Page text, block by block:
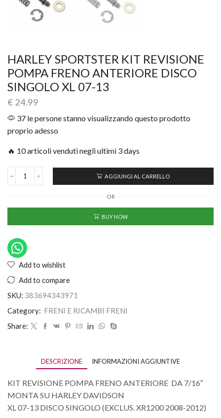
HARLEY SPORTSTER KIT REVISIONE
POMPA FRENO ANTERIORE DISCO
SINGOLO XL 07-13
€ 24.99
37 le persone stanno visualizzando questo prodotto
proprio adesso
🔥 10 articoli venduti negli ultimi 3 days
AGGIUNGI AL CARRELLO
OR
BUY NOW
Add to wishlist
Add to compare
SKU: 383694343971
Category: FRENI E RICAMBI FRENI
Share:
DESCRIZIONE INFORMAZIONI AGGIUNTIVE
KIT REVISIONE POMPA FRENO ANTERIORE DA 7/16″
MONTA SU HARLEY DAVIDSON
XL 07-13 DISCO SINGOLO (EXCLUS. XR1200 2008-2012)